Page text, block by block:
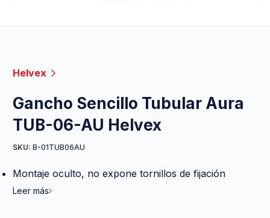
Helvex
Gancho Sencillo Tubular Aura
TUB-06-AU Helvex
SKU: B-01TUB06AU
Montaje oculto, no expone tornillos de fijación
Leer más